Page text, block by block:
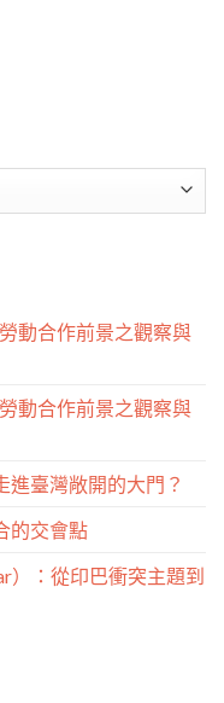
動合作前景之觀察與
動合作前景之觀察與
進臺灣敞開的大門？
的交會點
）：從印巴衝突主題到